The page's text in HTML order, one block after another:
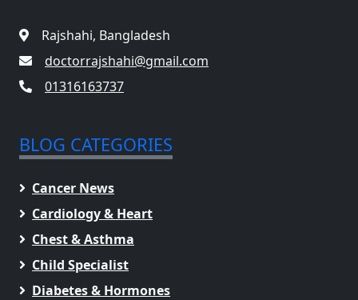
Rajshahi, Bangladesh
doctorrajshahi@gmail.com
01316163737
BLOG CATEGORIES
Cancer News
Cardiology & Heart
Chest & Asthma
Child Specialist
Diabetes & Hormones